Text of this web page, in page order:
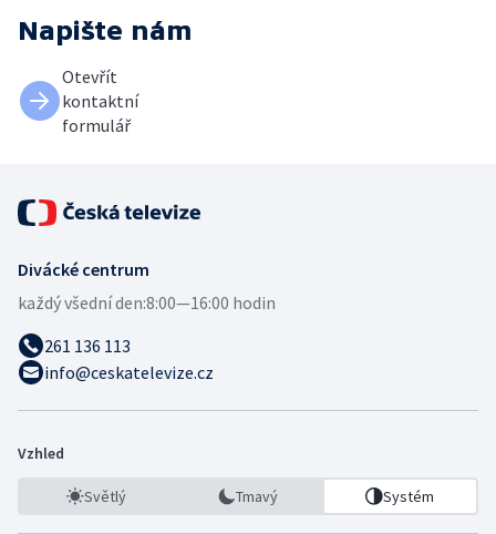
Napište nám
Otevřít
kontaktní
formulář
Divácké centrum
každý všední den:8:00—16:00 hodin
261 136 113
info@ceskatelevize.cz
Vzhled
Světlý Tmavý Systém